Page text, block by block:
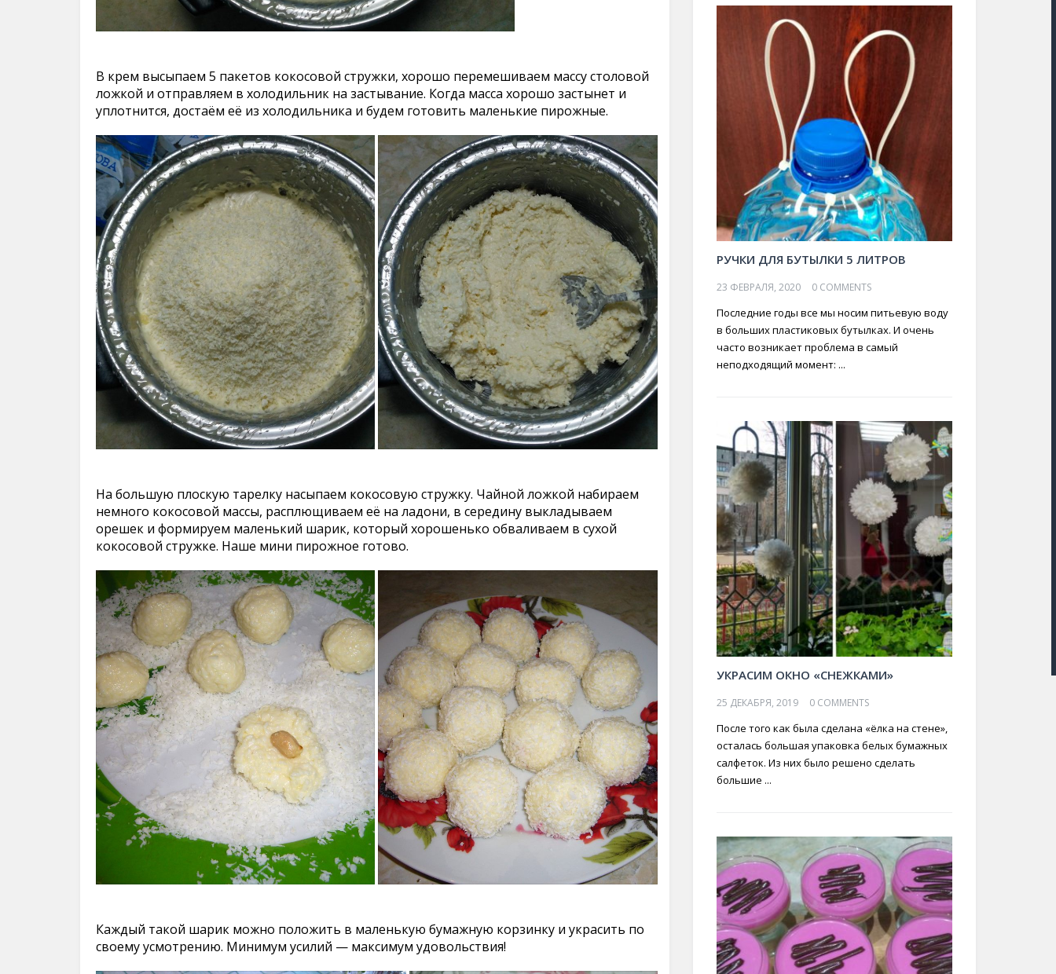
В крем высыпаем 5 пакетов кокосовой стружки, хорошо перемешиваем массу столовой
ложкой и отправляем в холодильник на застывание. Когда масса хорошо застынет и
уплотнится, достаём её из холодильника и будем готовить маленькие пирожные.
На большую плоскую тарелку насыпаем кокосовую стружку. Чайной ложкой набираем
немного кокосовой массы, расплющиваем её на ладони, в середину выкладываем
орешек и формируем маленький шарик, который хорошенько обваливаем в сухой
кокосовой стружке. Наше мини пирожное готово.
Каждый такой шарик можно положить в маленькую бумажную корзинку и украсить по
своему усмотрению. Минимум усилий — максимум удовольствия!
РУЧКИ ДЛЯ БУТЫЛКИ 5 ЛИТРОВ
23 ФЕВРАЛЯ, 2020 0 COMMENTS
Последние годы все мы носим питьевую воду
в больших пластиковых бутылках. И очень
часто возникает проблема в самый
неподходящий момент: ...
УКРАСИМ ОКНО «СНЕЖКАМИ»
25 ДЕКАБРЯ, 2019 0 COMMENTS
После того как была сделана «ёлка на стене»,
осталась большая упаковка белых бумажных
салфеток. Из них было решено сделать
большие ...